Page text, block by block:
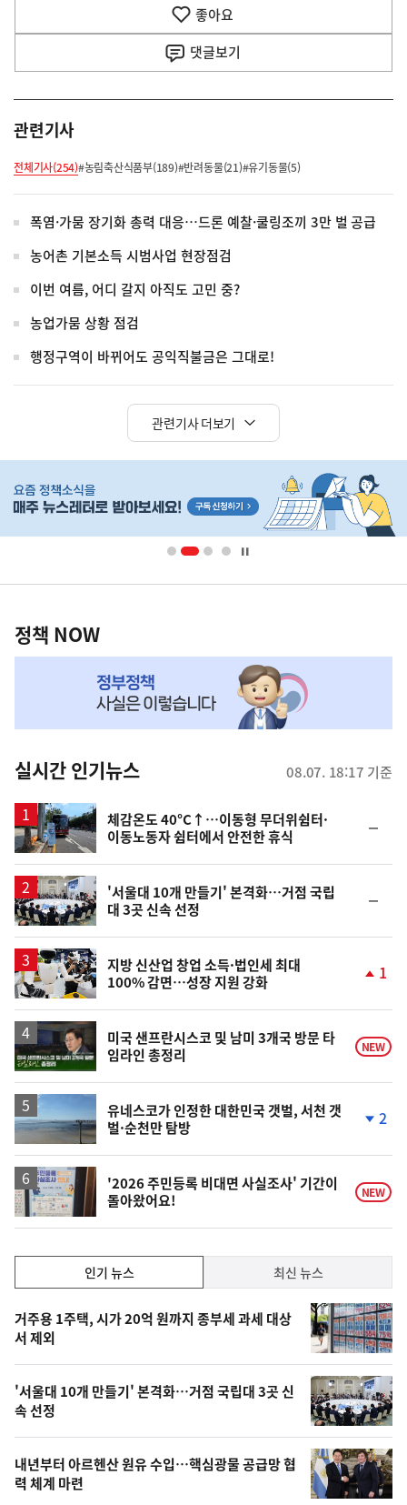
기
좋아요
댓글보기
관련기사
전체기사(254)#농림축산식품부(189)#반려동물(21)#유기동물(5)
폭염·가뭄 장기화 총력 대응…드론 예찰·쿨링조끼 3만 벌 공급
농어촌 기본소득 시범사업 현장점검
이번 여름, 어디 갈지 아직도 고민 중?
농업가뭄 상황 점검
행정구역이 바뀌어도 공익직불금은 그대로!
관련기사 더보기
단
배
영
책
NOW,
뉴
스
정책 NOW
실시간 인기뉴스 08.07. 18:17 기준
체감온도 40°C↑…이동형 무더위쉼터·
이동노동자 쉼터에서 안전한 휴식
일
'서울대 10개 만들기' 본격화…거점 국립
대 3곳 신속 선정
일
지방 신산업 창업 소득·법인세 최대
100% 감면…성장 지원 강화
계
승
1
영
상
미국 샌프란시스코 및 남미 3개국 방문 타
임라인 총정리
NEW
유네스코가 인정한 대한민국 갯벌, 서천 갯
벌·순천만 탐방
계
락
2
'2026 주민등록 비대면 사실조사' 기간이
돌아왔어요!
NEW
기,
최
신,
오
늘
의
영
상
인기 뉴스 최신 뉴스
기
뉴
스
거주용 1주택, 시가 20억 원까지 종부세 과세 대상
서 제외
'서울대 10개 만들기' 본격화…거점 국립대 3곳 신
속 선정
내년부터 아르헨산 원유 수입…핵심광물 공급망 협
력 체계 마련